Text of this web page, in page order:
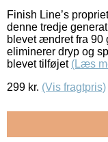
Finish Line’s
denne tredje
blevet ændret fra 90
eliminerer dryp og
blevet tilføjet (Læs
299 kr. (Vis fragtpris)